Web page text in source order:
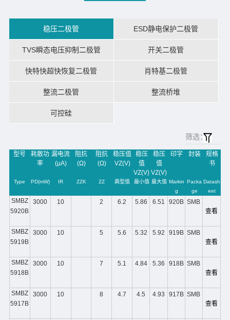
稳压二极管 ESD静电保护二极管
TVS瞬态电压抑制二极管 开关二极管
快特快超快恢复二极管 肖特基二极管
整流二极管 整流桥堆
可控硅
筛选：
型号
耗散功
率
漏电流
(µA)
阻抗
(Ω)
阻抗
(Ω)
稳压值
VZ(V)
稳压
值
VZ(V)
稳压
值
VZ(V)
印字 封装
规格
书
Type PD(mW) IR ZZK ZZ 典型值 最小值 最大值 Markin
g
Packa
ge
Datash
eet
SMBZ
5920B
3000 10 2 6.2 5.86 6.51 920B SMB
查看
SMBZ
5919B
3000 10 5 5.6 5.32 5.92 919B SMB
查看
SMBZ
5918B
3000 10 7 5.1 4.84 5.36 918B SMB
查看
SMBZ
5917B
3000 10 8 4.7 4.5 4.93 917B SMB
查看